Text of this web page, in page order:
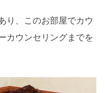
り、このお部屋でカウ
カウンセリングまでを